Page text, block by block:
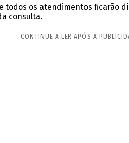
todos os atendimentos
consulta.
CONTINUE A LER APÓS A